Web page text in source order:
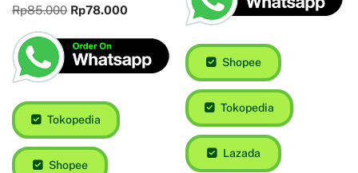
Rp85.000 Rp78.000
Tokopedia
Shopee
Shopee
Tokopedia
Lazada